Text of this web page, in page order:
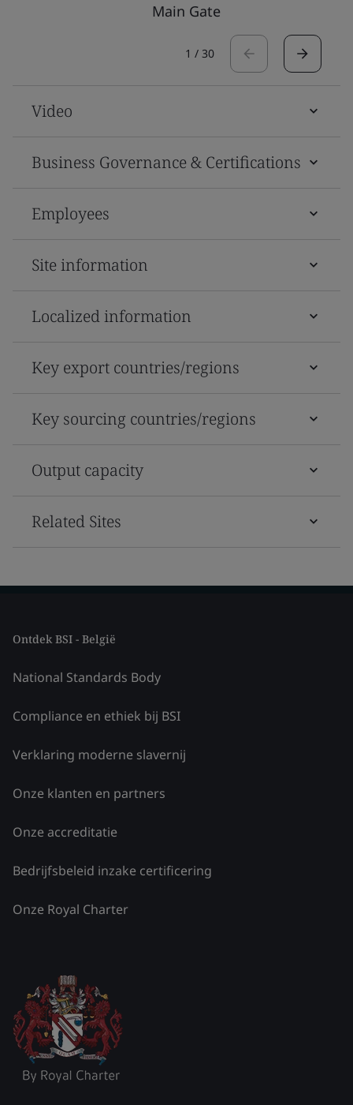
Main Gate
1 / 30
Video
Business Governance & Certifications
Employees
Site information
Localized information
Key export countries/regions
Key sourcing countries/regions
Output capacity
Related Sites
Ontdek BSI - België
National Standards Body
Compliance en ethiek bij BSI
Verklaring moderne slavernij
Onze klanten en partners
Onze accreditatie
Bedrijfsbeleid inzake certificering
Onze Royal Charter